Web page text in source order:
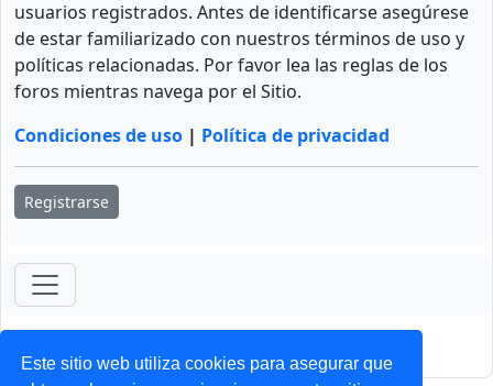
Este sitio web utiliza cookies para asegurar que
usuarios registrados. Antes de identificarse asegúrese
de estar familiarizado con nuestros términos de uso y
políticas relacionadas. Por favor lea las reglas de los
foros mientras navega por el Sitio.
Condiciones de uso | Política de privacidad
Registrarse
ForoClub 2025
Privacidad| Condiciones